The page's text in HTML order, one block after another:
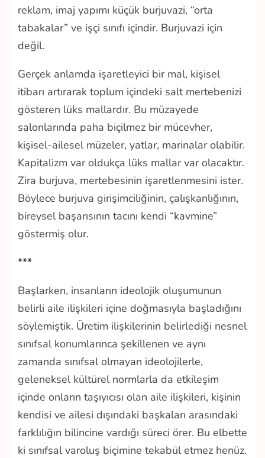
reklam, imaj yapımı küçük burjuvazi, “orta
tabakalar” ve işçi sınıfı içindir. Burjuvazi için
değil.
Gerçek anlamda işaretleyici bir mal, kişisel
itibarı artırarak toplum içindeki salt mertebenizi
gösteren lüks mallardır. Bu müzayede
salonlarında paha biçilmez bir mücevher,
kişisel-ailesel müzeler, yatlar, marinalar olabilir.
Kapitalizm var oldukça lüks mallar var olacaktır.
Zira burjuva, mertebesinin işaretlenmesini ister.
Böylece burjuva girişimciliğinin, çalışkanlığının,
bireysel başarısının tacını kendi “kavmine”
göstermiş olur.
***
Başlarken, insanların ideolojik oluşumunun
belirli aile ilişkileri içine doğmasıyla başladığını
söylemiştik. Üretim ilişkilerinin belirlediği nesnel
sınıfsal konumlarınca şekillenen ve aynı
zamanda sınıfsal olmayan ideolojilerle,
geleneksel kültürel normlarla da etkileşim
içinde onların taşıyıcısı olan aile ilişkileri, kişinin
kendisi ve ailesi dışındaki başkaları arasındaki
farklılığın bilincine vardığı süreci örer. Bu elbette
ki sınıfsal varoluş biçimine tekabül etmez henüz.